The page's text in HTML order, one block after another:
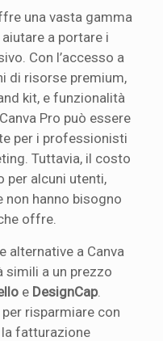
una vasta gamma
a portare i
Con l’accesso a
di risorse premium,
kit, e funzionalità
Pro può essere
per i professionisti
Tuttavia, il costo
per alcuni utenti,
non hanno bisogno
offre.
alternative a Canva
a un prezzo
e DesignCap.
risparmiare con
la fatturazione